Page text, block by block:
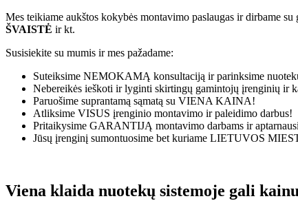
Mes teikiame aukštos kokybės montavimo paslaugas ir dirbame
ŠVAISTĖ ir kt.
Susisiekite su mumis ir mes pažadame:
Suteiksime NEMOKAMĄ konsultaciją ir parinksime
Nebereikės ieškoti ir lyginti skirtingų gamintojų įrenginių ir
Paruošime suprantamą sąmatą su VIENA KAINA!
Atliksime VISUS įrenginio montavimo ir paleidimo darbus!
Pritaikysime GARANTIJĄ montavimo darbams ir
Jūsų įrenginį sumontuosime bet kuriame LIETUVOS
Viena klaida nuotekų sistemoje gali